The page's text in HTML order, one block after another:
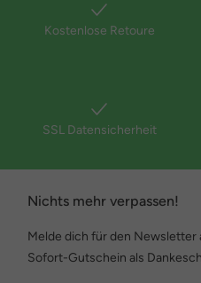
Materialien angenehm und
sorgen für Bewegungsfreiheit
entworfen, dass es Deine Figur
einzuengen. Damit Du Dich in
Entdecke T-Shirts, Longshirts,
Kostenlose Retoure
SSL Datensicherheit
Nichts mehr verpassen!
Melde dich für den Newsletter
Sofort-Gutschein als